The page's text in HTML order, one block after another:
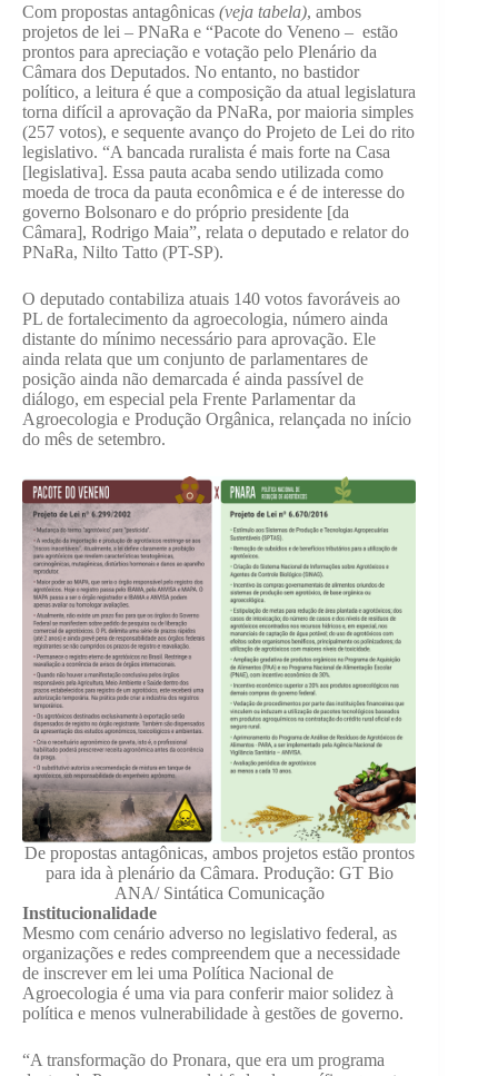
Com propostas antagônicas (veja tabela), ambos
projetos de lei – PNaRa e “Pacote do Veneno – estão
prontos para apreciação e votação pelo Plenário da
Câmara dos Deputados. No entanto, no bastidor
político, a leitura é que a composição da atual legislatura
torna difícil a aprovação da PNaRa, por maioria simples
(257 votos), e sequente avanço do Projeto de Lei do rito
legislativo. “A bancada ruralista é mais forte na Casa
[legislativa]. Essa pauta acaba sendo utilizada como
moeda de troca da pauta econômica e é de interesse do
governo Bolsonaro e do próprio presidente [da
Câmara], Rodrigo Maia”, relata o deputado e relator do
PNaRa, Nilto Tatto (PT-SP).
O deputado contabiliza atuais 140 votos favoráveis ao
PL de fortalecimento da agroecologia, número ainda
distante do mínimo necessário para aprovação. Ele
ainda relata que um conjunto de parlamentares de
posição ainda não demarcada é ainda passível de
diálogo, em especial pela Frente Parlamentar da
Agroecologia e Produção Orgânica, relançada no início
do mês de setembro.
De propostas antagônicas, ambos projetos estão prontos
para ida à plenário da Câmara. Produção: GT Bio
ANA/ Sintática Comunicação
Institucionalidade
Mesmo com cenário adverso no legislativo federal, as
organizações e redes compreendem que a necessidade
de inscrever em lei uma Política Nacional de
Agroecologia é uma via para conferir maior solidez à
política e menos vulnerabilidade à gestões de governo.
“A transformação do Pronara, que era um programa